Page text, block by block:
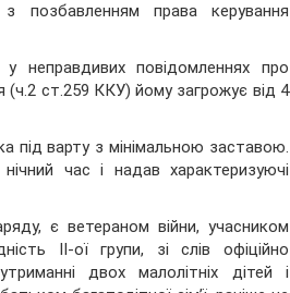
права керування
неправдивих повідомленнях про
(ч.2 ст.259 ККУ) йому загрожує від 4
під варту з мінімальною заставою.
час і надав характеризуючі
є ветераном війни, учасником
ІІ-ої групи, зі слів офіційно
двох малолітніх дітей і